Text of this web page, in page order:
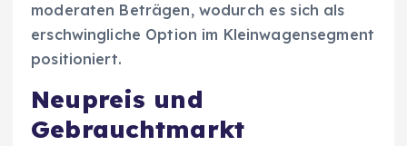
moderaten Beträgen, wodurch es sich als
erschwingliche Option im Kleinwagensegment
positioniert.
Neupreis und
Gebrauchtmarkt